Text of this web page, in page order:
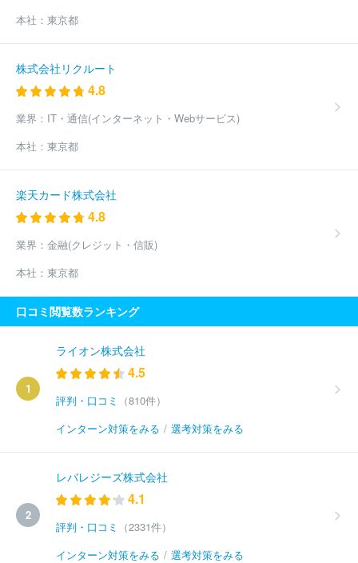
本社： 東京都
株式会社リクルート
4.8
業界： IT・通信(インターネット・Webサービス)
本社： 東京都
楽天カード株式会社
4.8
業界： 金融(クレジット・信販)
本社： 東京都
口コミ閲覧数ランキング
1
ライオン株式会社
4.5
評判・口コミ
（810件）
インターン対策をみる / 選考対策をみる
2
レバレジーズ株式会社
4.1
評判・口コミ
（2331件）
インターン対策をみる / 選考対策をみる